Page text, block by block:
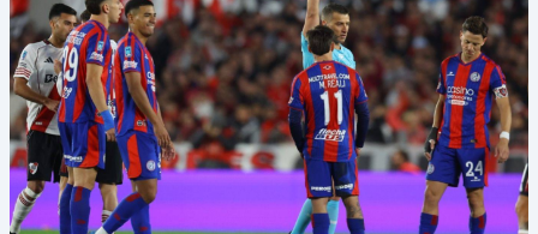
LA
DESGRACIA